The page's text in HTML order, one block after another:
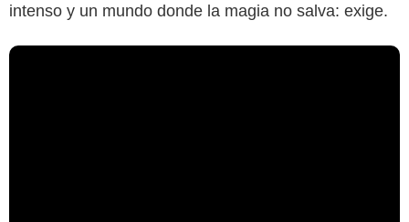
intenso y un mundo donde la magia no salva: exige.